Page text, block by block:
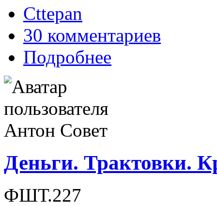
Cttepan
30 комментариев
Подробнее
Деньги. Трактовки.
ФШТ.227